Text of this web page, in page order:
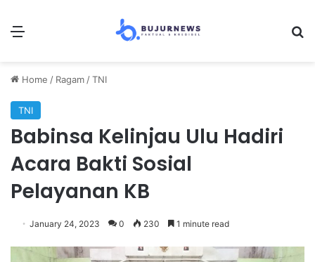
Menu
Home / Ragam /TNI
TNI
Babinsa Kelinjau Ulu Hadiri
Acara Bakti Sosial
Pelayanan KB
January 24, 2023 0 230 1 minute read